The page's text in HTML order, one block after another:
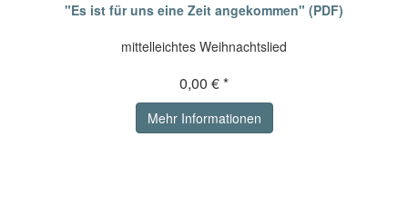
"Es ist für uns eine Zeit angekommen" (PDF)
mittelleichtes Weihnachtslied
0,00 € *
Mehr Informationen